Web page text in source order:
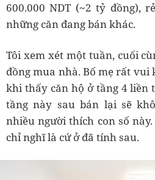
600.000 NDT (~2 tỷ đồng),
những căn đang bán khác.
Tôi xem xét một tuần, cuối
đồng mua nhà. Bố mẹ rất
khi thấy căn hộ ở tầng 4 liền
tầng này sau bán lại sẽ
nhiều người thích con số
chỉ nghĩ là cứ ở đã tính sau.